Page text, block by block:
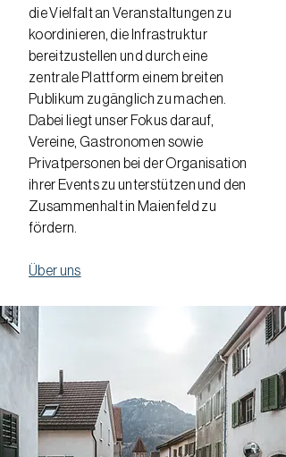
die Vielfalt an Veranstaltungen zu
koordinieren, die Infrastruktur
bereitzustellen und durch eine
zentrale Plattform einem breiten
Publikum zugänglich zu machen.
Dabei liegt unser Fokus darauf,
Vereine, Gastronomen sowie
Privatpersonen bei der Organisation
ihrer Events zu unterstützen und den
Zusammenhalt in Maienfeld zu
fördern.
Über uns